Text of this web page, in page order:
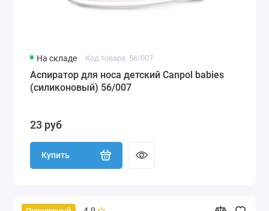
На складе Код товара: 56/007
Аспиратор для носа детский Canpol babies
(силиконовый) 56/007
23 руб
Купить